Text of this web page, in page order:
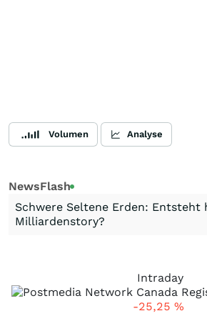
Volumen Analyse
NewsFlash
Schwere Seltene Erden: Entsteht
Milliardenstory?
Intraday
-25,25 %